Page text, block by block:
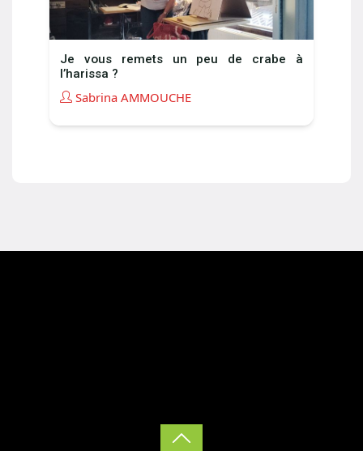
Je vous remets un peu de crabe à
l’harissa ?
Sabrina AMMOUCHE